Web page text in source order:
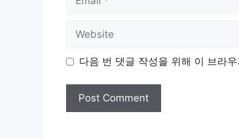
Website
다음 번 댓글 작성을 위해 이 브라